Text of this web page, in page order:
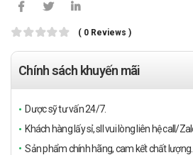
( 0 Reviews )
Chính sách khuyến mãi
Dược sỹ tư vấn 24/7.
Khách hàng lấy sỉ, sll vui lòng liên hệ call/
Sản phẩm chính hãng, cam kết chất lượng.